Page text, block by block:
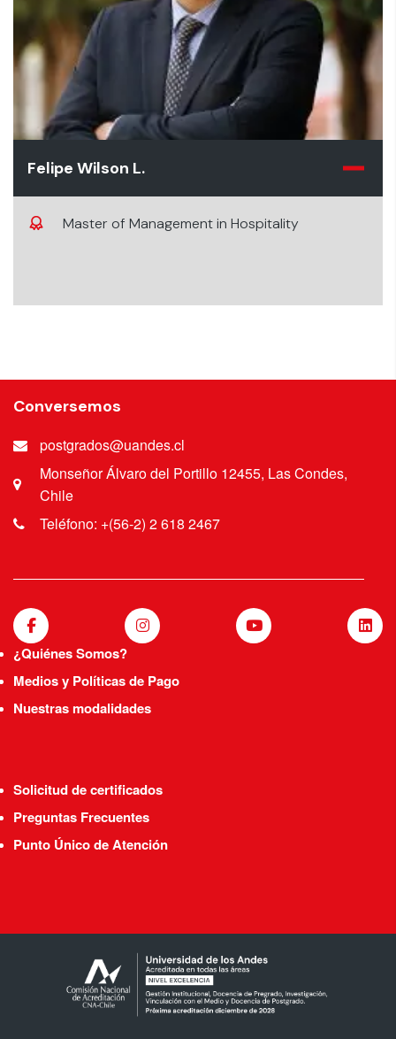
Felipe Wilson L.
Master of Management in Hospitality
Conversemos
postgrados@uandes.cl
Monseñor Álvaro del Portillo 12455, Las Condes,
Chile
Teléfono: +(56-2) 2 618 2467
¿Quiénes Somos?
Medios y Políticas de Pago
Nuestras modalidades
Solicitud de certificados
Preguntas Frecuentes
Punto Único de Atención